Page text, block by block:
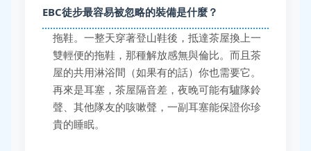
EBC徒步最容易被忽略的裝備是什麼？
拖鞋。一整天穿著登山鞋後，抵達茶屋換上一
雙輕便的拖鞋，那種解放感無與倫比。而且茶
屋的共用淋浴間（如果有的話）你也需要它。
再來是耳塞，茶屋隔音差，夜晚可能有驢隊鈴
聲、其他隊友的咳嗽聲，一副耳塞能保證你珍
貴的睡眠。